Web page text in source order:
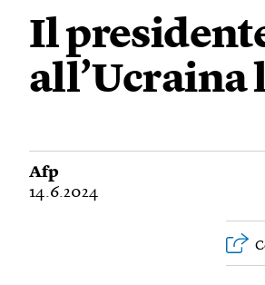
Il
all’Ucraina
Afp
14.6.2024